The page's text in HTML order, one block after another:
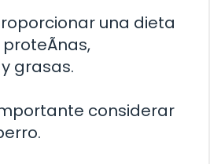
una dieta
grasas.
considerar